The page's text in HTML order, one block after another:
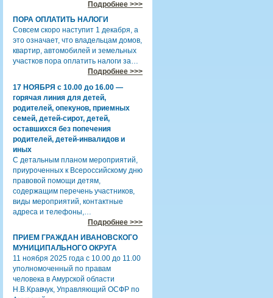
Подробнее >>>
ПОРА ОПЛАТИТЬ НАЛОГИ
Совсем скоро наступит 1 декабря, а
это означает, что владельцам домов,
квартир, автомобилей и земельных
участков пора оплатить налоги за…
Подробнее >>>
17 НОЯБРЯ с 10.00 до 16.00 —
горячая линия для детей,
родителей, опекунов, приемных
семей, детей-сирот, детей,
оставшихся без попечения
родителей, детей-инвалидов и
иных
С детальным планом мероприятий,
приуроченных к Всероссийскому дню
правовой помощи детям,
содержащим перечень участников,
виды мероприятий, контактные
адреса и телефоны,…
Подробнее >>>
ПРИЕМ ГРАЖДАН ИВАНОВСКОГО
МУНИЦИПАЛЬНОГО ОКРУГА
11 ноября 2025 года с 10.00 до 11.00
уполномоченный по правам
человека в Амурской области
Н.В.Кравчук, Управляющий ОСФР по